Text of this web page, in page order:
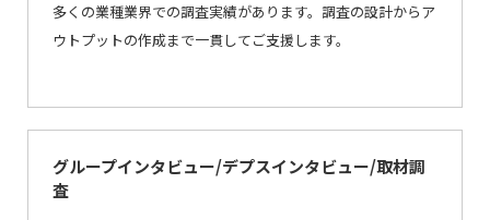
多くの業種業界での調査実績があります。調査の設計からア
ウトプットの作成まで一貫してご支援します。
グループインタビュー/デプスインタビュー/取材調
査